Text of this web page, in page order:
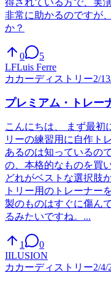
得されている方で、実
非常に助かるのですが
か？
0
5
LFLuis Ferre
カ カーディストリー2/
プレミアム・トレー
こんにちは、 まず最初
リーの練習用に自作ト
あるのは知っているの
の、本格的なものを買
どれがベストな選択肢
トリー用のトレーナー
製のものはすぐに傷ん
るみたいですね。...
1
0
IILUSION
カ カーディストリー2/4/